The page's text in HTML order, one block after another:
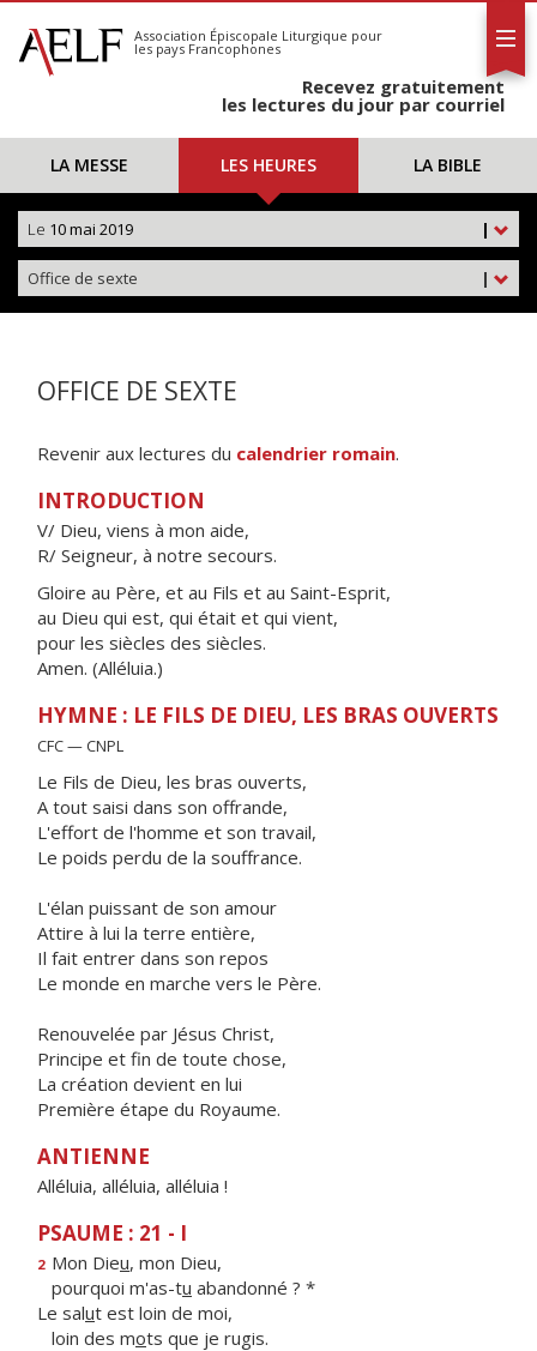
S'abonner
Calendrier
Association Épiscopale Liturgique pour
les pays Francophones
Recevez gratuitement
les lectures du jour par courriel
LA MESSE LES HEURES LA BIBLE
|
Le 10 mai 2019
|
Office de sexte
OFFICE DE SEXTE
Revenir aux lectures du calendrier romain.
INTRODUCTION
V/ Dieu, viens à mon aide,
R/ Seigneur, à notre secours.
Gloire au Père, et au Fils et au Saint-Esprit,
au Dieu qui est, qui était et qui vient,
pour les siècles des siècles.
Amen. (Alléluia.)
HYMNE : LE FILS DE DIEU, LES BRAS OUVERTS
CFC — CNPL
Le Fils de Dieu, les bras ouverts,
A tout saisi dans son offrande,
L'effort de l'homme et son travail,
Le poids perdu de la souffrance.
L'élan puissant de son amour
Attire à lui la terre entière,
Il fait entrer dans son repos
Le monde en marche vers le Père.
Renouvelée par Jésus Christ,
Principe et fin de toute chose,
La création devient en lui
Première étape du Royaume.
ANTIENNE
Alléluia, alléluia, alléluia !
PSAUME : 21 - I
2 Mon Dieu, mon Dieu,
pourquoi m'as-tu abandonné ? *
Le salut est loin de moi,
loin des mots que je rugis.